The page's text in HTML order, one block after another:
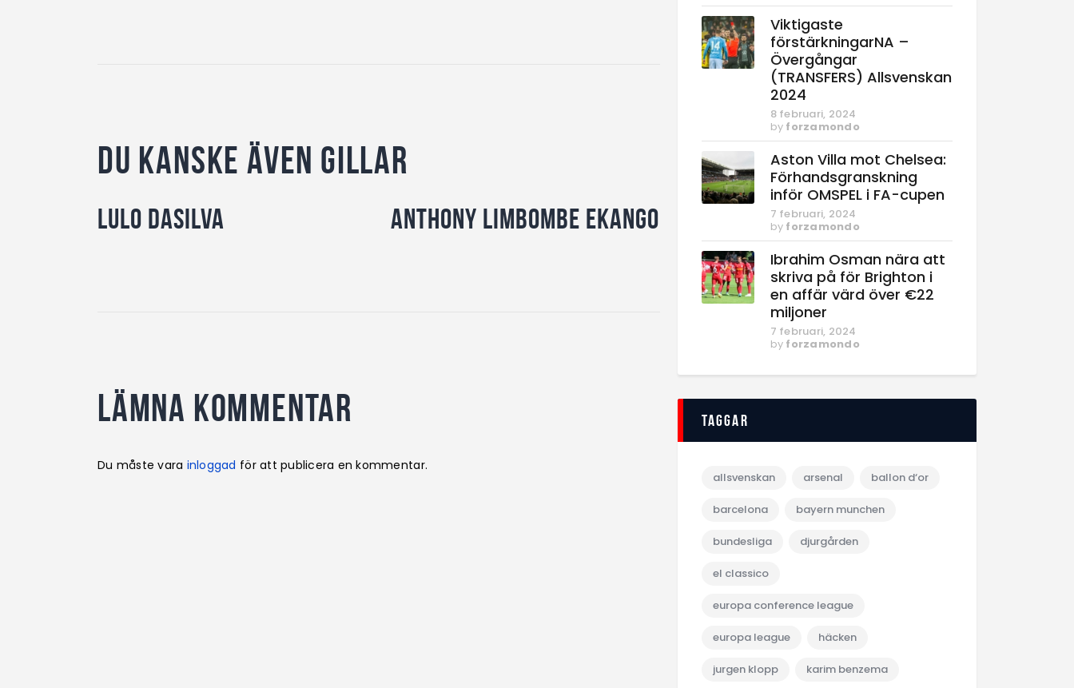
Du kanske även gillar
Lulo Dasilva Anthony Limbombe Ekango
Lämna kommentar
Du måste vara inloggad för att publicera en kommentar.
Viktigaste
förstärkningarNA –
Övergångar
(TRANSFERS) Allsvenskan
2024
8 februari, 2024
by forzamondo
Aston Villa mot Chelsea:
Förhandsgranskning
inför OMSPEL i FA-cupen
7 februari, 2024
by forzamondo
Ibrahim Osman nära att
skriva på för Brighton i
en affär värd över €22
miljoner
7 februari, 2024
by forzamondo
Taggar
allsvenskan arsenal ballon d‘or
barcelona bayern munchen
bundesliga djurgården
el classico
europa conference league
europa league häcken
jurgen klopp karim benzema